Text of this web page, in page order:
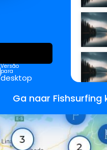
Versão
para
desktop
Ga naar Fishsurfing